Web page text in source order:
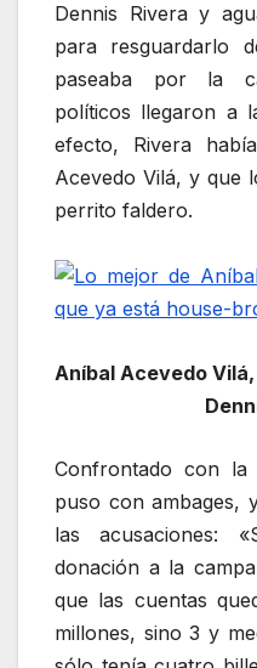
Dennis Rivera y
para resguardarlo
paseaba por la
políticos llegaron a
efecto, Rivera
Acevedo Vilá, y que
perrito faldero.
Aníbal Acevedo
Confrontado con la
puso con ambages,
las acusaciones:
donación a la
que las cuentas
millones, sino 3 y